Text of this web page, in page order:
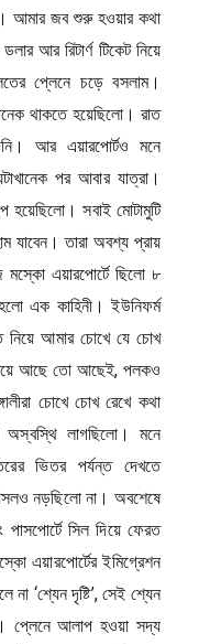
আমার জব শুরু হওয়ার কথা
আর রিটার্ণ টিকেট নিয়ে
প্লেনে চড়ে বসলাম।
থাকতে হয়েছিলো। রাত
আর এয়ারপোর্টও মনে
পর আবার যাত্রা।
হয়েছিলো। সবাই মোটামুটি
যাবেন। তারা অবশ্য প্রায়
মস্কো এয়ারপোর্টে ছিলো ৮
এক কাহিনী। ইউনিফর্ম
নিয়ে আমার চোখে যে চোখ
আছে তো আছেই, পলকও
চোখে চোখ রেখে কথা
লাগছিলো। মনে
ভিতর পর্যন্ত দেখতে
নড়ছিলো না। অবশেষে
সিল দিয়ে ফেরত
এয়ারপোর্টের ইমিগ্রেশন
না ‘শ্যেন দৃষ্টি’, সেই শ্যেন
প্লেনে আলাপ হওয়া সদ্য